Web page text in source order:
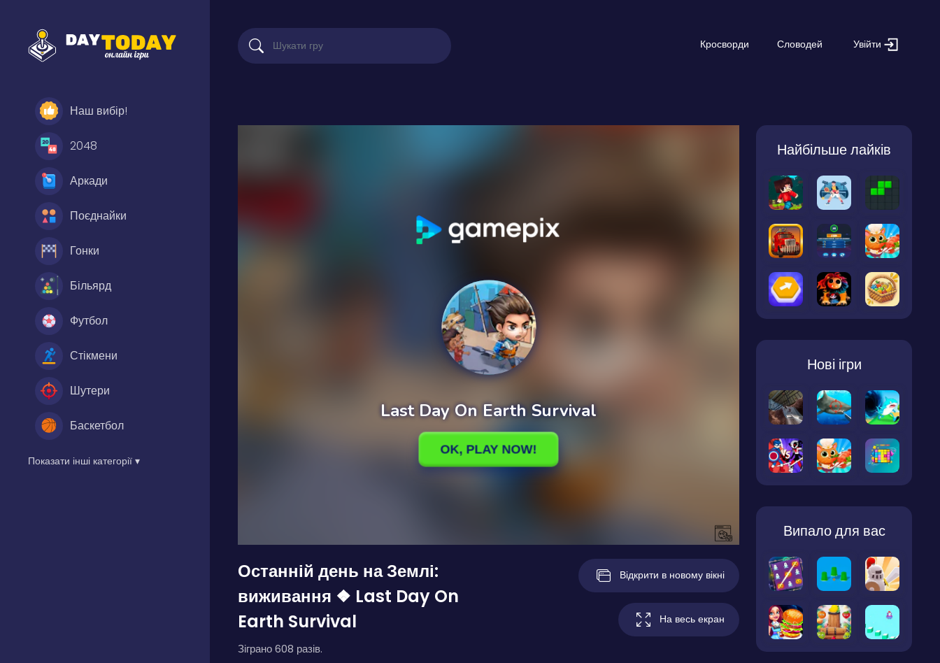
Наш вибір!
2048
Аркади
Поєднайки
Гонки
Більярд
Футбол
Стікмени
Шутери
Баскетбол
Показати інші категорії ▾
Кросворди Словодей Увійти
Останній день на Землі:
виживання ❖ Last Day On
Earth Survival
Зіграно 608 разів.
Відкрити в новому вікні
На весь екран
Найбільше лайків
Нові ігри
Випало для вас